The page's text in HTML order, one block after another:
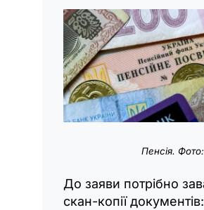
Пенсія.
До заяви потрібно
скан-копії